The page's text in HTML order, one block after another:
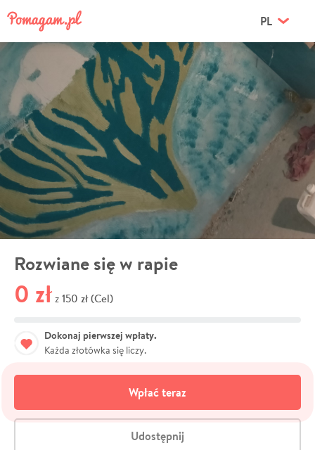
PL
Rozwiane się w rapie
0 zł z 150 zł (Cel)
Dokonaj pierwszej wpłaty.
Każda złotówka się liczy.
Wpłać teraz
Udostępnij